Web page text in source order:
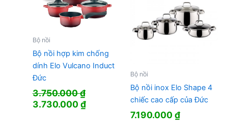
Bộ nồi
Bộ nồi hợp kim chống
dính Elo Vulcano Induct
Đức
3.750.000₫
Giá
3.730.000₫Giá
Bộ nồi
Bộ nồi inox Elo Shape 4
chiếc cao cấp của Đức
7.190.000₫